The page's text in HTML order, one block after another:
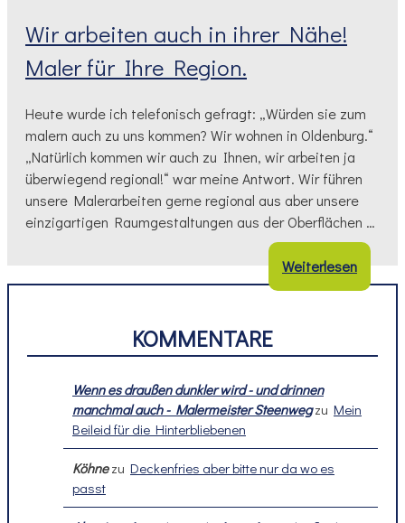
Wir arbeiten auch in ihrer Nähe!
Maler für Ihre Region.
Heute wurde ich telefonisch gefragt: „Würden sie zum
malern auch zu uns kommen? Wir wohnen in Oldenburg.“
„Natürlich kommen wir auch zu Ihnen, wir arbeiten ja
überwiegend regional!“ war meine Antwort. Wir führen
unsere Malerarbeiten gerne regional aus aber unsere
einzigartigen Raumgestaltungen aus der Oberflächen …
Weiterlesen
KOMMENTARE
Wenn es draußen dunkler wird - und drinnen
manchmal auch - Malermeister Steenwegzu Mein
Beileid für die Hinterbliebenen
Köhnezu Deckenfries aber bitte nur da wo es
passt